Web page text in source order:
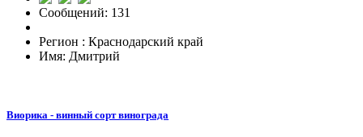
Сообщений: 131
Регион : Краснодарский край
Имя: Дмитрий
Виорика - винный сорт винограда